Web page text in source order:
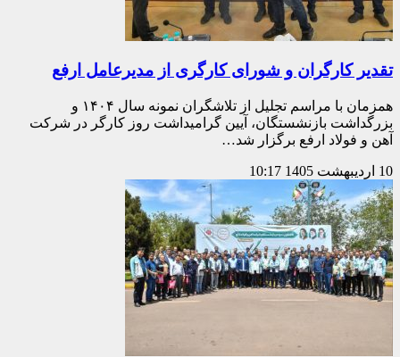
تقدیر کارگران و شورای کارگری از مدیرعامل ارفع
همزمان با مراسم تجلیل از تلاشگران نمونه سال ۱۴۰۴ و
بزرگداشت بازنشستگان، آیین گرامیداشت روز کارگر در شرکت
آهن و فولاد ارفع برگزار شد…
10 اردیبهشت 1405 10:17